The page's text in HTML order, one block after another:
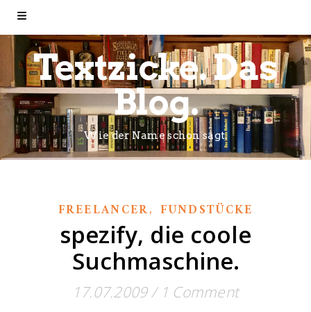
Textzicke. Das
Blog.
Wie der Name schon sagt.
FREELANCER, FUNDSTÜCKE
spezify, die coole
Suchmaschine.
17.07.2009/ 1 Comment